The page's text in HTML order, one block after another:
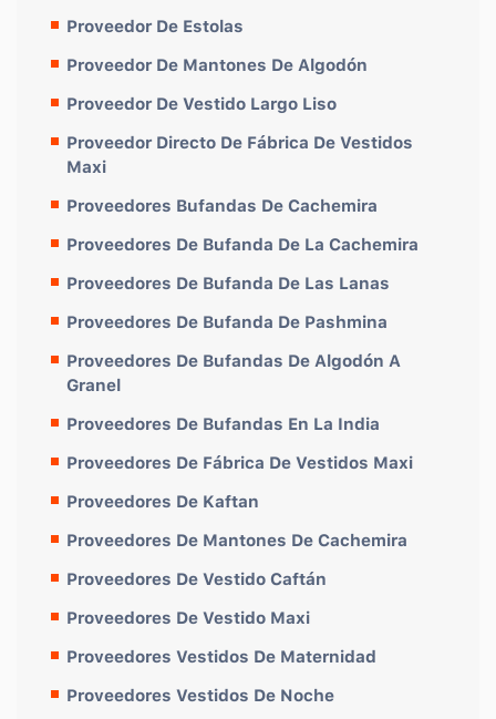
Proveedor De Estolas
Proveedor De Mantones De Algodón
Proveedor De Vestido Largo Liso
Proveedor Directo De Fábrica De Vestidos
Maxi
Proveedores Bufandas De Cachemira
Proveedores De Bufanda De La Cachemira
Proveedores De Bufanda De Las Lanas
Proveedores De Bufanda De Pashmina
Proveedores De Bufandas De Algodón A
Granel
Proveedores De Bufandas En La India
Proveedores De Fábrica De Vestidos Maxi
Proveedores De Kaftan
Proveedores De Mantones De Cachemira
Proveedores De Vestido Caftán
Proveedores De Vestido Maxi
Proveedores Vestidos De Maternidad
Proveedores Vestidos De Noche